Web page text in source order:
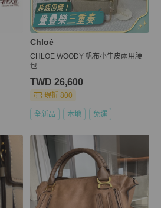
Chloé
CHLOE WOODY 帆布小牛皮兩用腰
包
TWD 26,600
現折 800
全新品 本地 免運